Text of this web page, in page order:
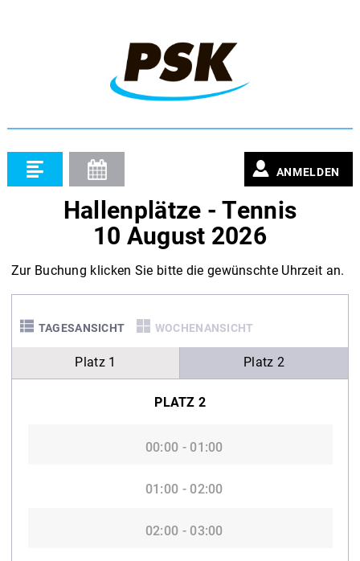
ANMELDEN
Hallenplätze - Tennis
10 August 2026
Zur Buchung klicken Sie bitte die gewünschte Uhrzeit an.
TAGESANSICHT WOCHENANSICHT
Platz 1 Platz 2
PLATZ 2
00:00 - 01:00
01:00 - 02:00
02:00 - 03:00